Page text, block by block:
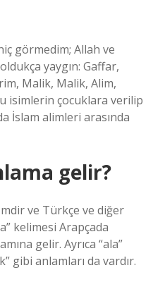
hiç görmedim; Allah ve
yaygın: Gaffar,
Malik, Malik, Alim,
isimlerin çocuklara verilip
İslam alimleri arasında
gelir?
ve Türkçe ve diğer
kelimesi Arapçada
gelir. Ayrıca “ala”
gibi anlamları da vardır.